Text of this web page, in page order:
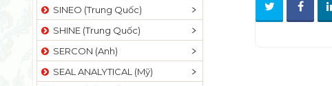
SINEO (Trung Quốc)
SHINE (Trung Quốc)
SERCON (Anh)
SEAL ANALYTICAL (Mỹ)